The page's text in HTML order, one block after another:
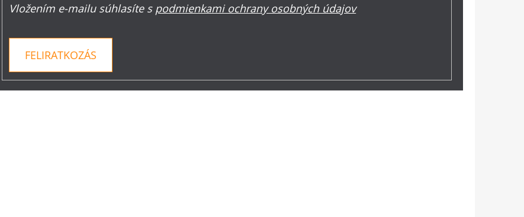
Vložením e-mailu súhlasíte s podmienkami ochrany osobných údajov
FELIRATKOZÁS